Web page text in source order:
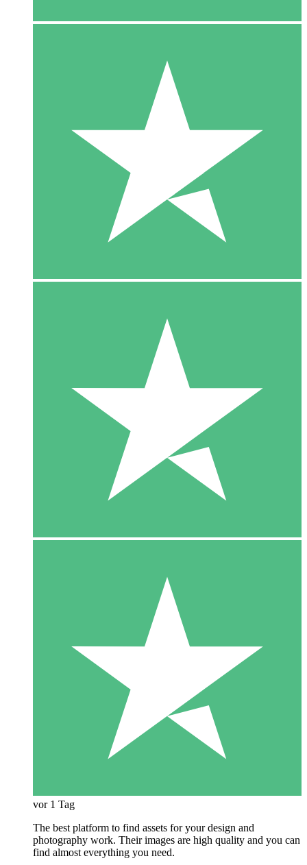
vor 1 Tag
The best platform to find assets for your design and
photography work. Their images are high quality and you can
find almost everything you need.